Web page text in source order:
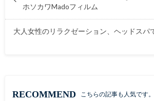
ホソカワMadoフィルム
大人女性のリラクゼーション、ヘッドスパ
RECOMMEND こちらの記事も人気です。